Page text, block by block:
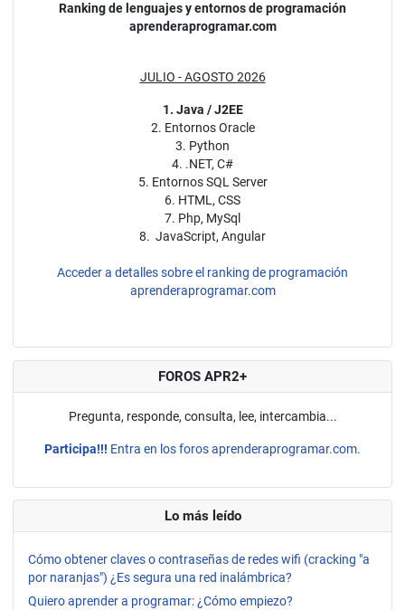
Ranking de lenguajes y entornos de programación
aprenderaprogramar.com
JULIO - AGOSTO 2026
1. Java / J2EE
2. Entornos Oracle
3. Python
4. .NET, C#
5. Entornos SQL Server
6. HTML, CSS
7. Php, MySql
8. JavaScript, Angular
Acceder a detalles sobre el ranking de programación
aprenderaprogramar.com
FOROS APR2+
Pregunta, responde, consulta, lee, intercambia...
Participa!!! Entra en los foros aprenderaprogramar.com.
Lo más leído
Cómo obtener claves o contraseñas de redes wifi (cracking "a
por naranjas") ¿Es segura una red inalámbrica?
Quiero aprender a programar: ¿Cómo empiezo?